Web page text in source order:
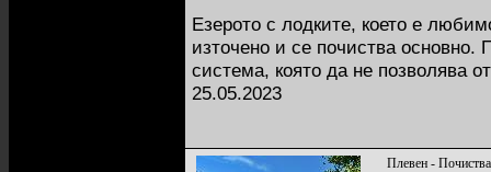
Езерото с лодките, което е
източено и се почиства
система, която да не позволява
25.05.2023
Плевен -